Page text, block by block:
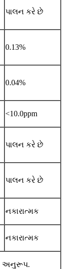
પાલન કરે છે
0.13%
0.04%
<10.0ppm
પાલન કરે છે
પાલન કરે છે
નકારાત્મક
નકારાત્મક
અનુરૂપ.